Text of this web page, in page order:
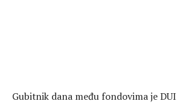
Gubitnik dana među fondovima je